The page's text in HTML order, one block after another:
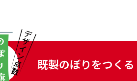
既製のぼりをつくる